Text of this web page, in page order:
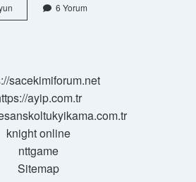
Hasbinallahi
Ve
Mu
6 Yorum
sacekimiforum.net
ayip.com.tr
knight online
nttgame
Sitemap